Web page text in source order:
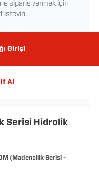
sipariş vermek için
isteyin.
Girişi
Al
Serisi Hidrolik
(Madencilik Serisi –